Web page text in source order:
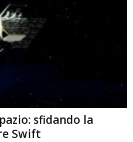
sfidando la
Swift